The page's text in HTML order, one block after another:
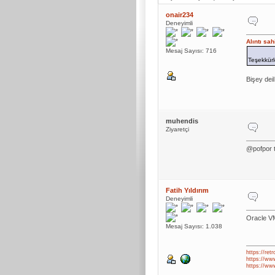
onair234
Deneyimli
Mesaj Sayısı: 716
Alıntı
Bişey deil
muhendis
Ziyaretçi
@pofpor
Fatih Yıldırım
Deneyimli
Mesaj Sayısı: 1.038
Oracle
https://
https://
https://